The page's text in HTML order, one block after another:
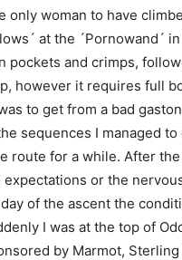
only woman to have
at the ´Pornowand´
pockets and crimps,
however it requires full
to get from a bad
sequences I managed
route for a while. After
or the
of the ascent the
I was at the top of
by Marmot,